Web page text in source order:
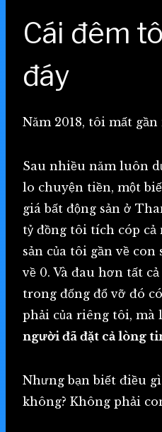
Cái đêm
đáy
Năm 2018, tôi mất gần
Sau nhiều năm luôn
lo chuyện tiền, một
giá bất động sản ở
tỷ đồng tôi tích cóp cả
sản của tôi gần về
về 0. Và đau hơn tất
trong đống đổ vỡ đó
phải của riêng tôi, mà
người đã đặt cả lòng
Nhưng bạn biết điều
không? Không phải